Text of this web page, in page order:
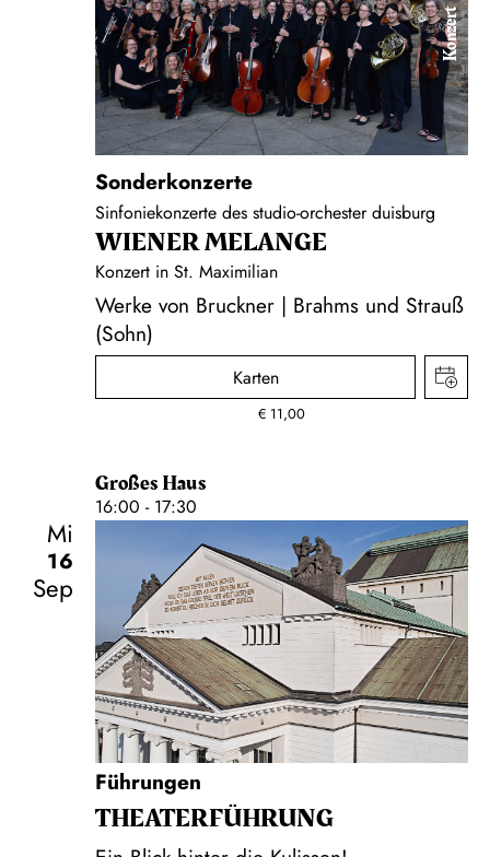
Konzert
Sonderkonzerte
Sinfoniekonzerte des studio-orchester duisburg
WIENER MELANGE
Konzert in St. Maximilian
Werke von Bruckner | Brahms und Strauß
(Sohn)
Karten
€ 11,00
Großes Haus
16:00 - 17:30
Mi
16
Sep
Führungen
THEATER­FÜHR­UNG